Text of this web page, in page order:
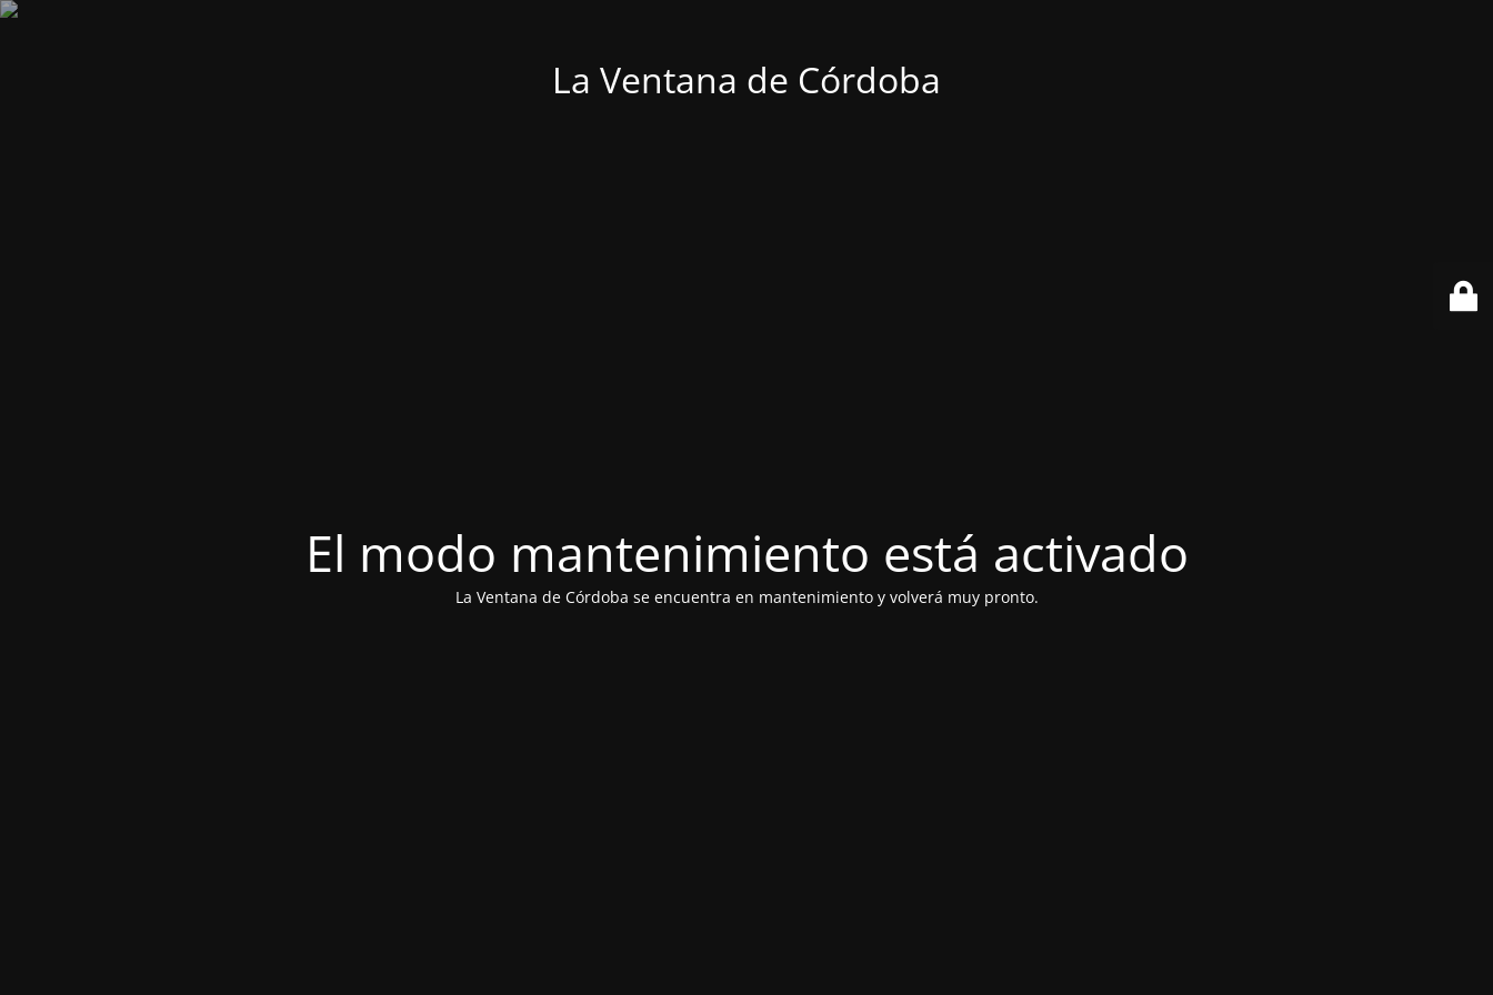
La Ventana de Córdoba
El modo mantenimiento está activado
La Ventana de Córdoba se encuentra en mantenimiento y volverá muy pronto.